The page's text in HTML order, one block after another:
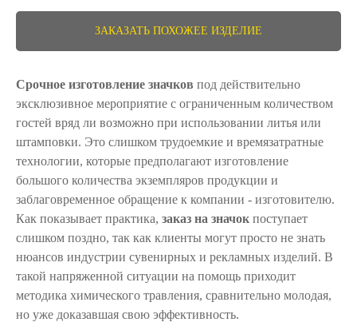
ЗАКАЗАТЬ ПОХОЖЕЕ ИЗДЕЛИЕ
Срочное изготовление значков под действительно
эксклюзивное мероприятие с ограниченным количеством
гостей вряд ли возможно при использовании литья или
штамповки. Это слишком трудоемкие и времязатратные
технологии, которые предполагают изготовление
большого количества экземпляров продукции и
заблаговременное обращение к компании - изготовителю.
Как показывает практика, заказ на значок поступает
слишком поздно, так как клиенты могут просто не знать
нюансов индустрии сувенирных и рекламных изделий. В
такой напряженной ситуации на помощь приходит
методика химического травления, сравнительно молодая,
но уже доказавшая свою эффективность.